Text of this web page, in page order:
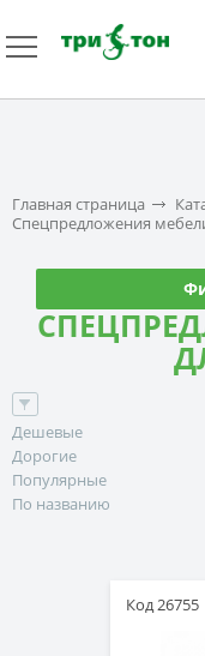
Главная страница
Спецпредложения
Дешевые
Дорогие
Популярные
По названию
Код 26755